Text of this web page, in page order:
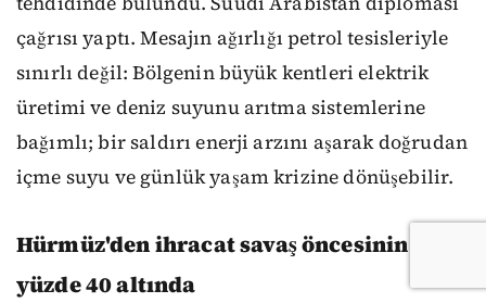
çağrısı yaptı. Mesajın ağırlığı petrol tesisleriyle
sınırlı değil: Bölgenin büyük kentleri elektrik
üretimi ve deniz suyunu arıtma sistemlerine
bağımlı; bir saldırı enerji arzını aşarak doğrudan
içme suyu ve günlük yaşam krizine dönüşebilir.
Hürmüz'den ihracat savaş öncesinin
yüzde 40 altında